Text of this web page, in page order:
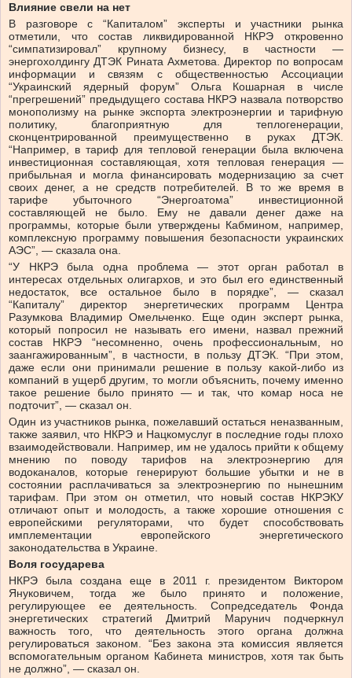
Влияние свели на нет
В разговоре с “Капиталом” эксперты и участники рынка
отметили, что состав ликвидированной НКРЭ откровенно
“симпатизировал” крупному бизнесу, в частности —
энергохолдингу ДТЭК Рината Ахметова. Директор по вопросам
информации и связям с общественностью Ассоциации
“Украинский ядерный форум” Ольга Кошарная в числе
“прегрешений” предыдущего состава НКРЭ назвала потворство
монополизму на рынке экспорта электроэнергии и тарифную
политику, благоприятную для теплогенерации,
сконцентрированной преимущественно в руках ДТЭК.
“Например, в тариф для тепловой генерации была включена
инвестиционная составляющая, хотя тепловая генерация —
прибыльная и могла финансировать модернизацию за счет
своих денег, а не средств потребителей. В то же время в
тарифе убыточного “Энергоатома” инвестиционной
составляющей не было. Ему не давали денег даже на
программы, которые были утверждены Кабмином, например,
комплексную программу повышения безопасности украинских
АЭС”, — сказала она.
“У НКРЭ была одна проблема — этот орган работал в
интересах отдельных олигархов, и это был его единственный
недостаток, все остальное было в порядке”, — сказал
“Капиталу” директор энергетических программ Центра
Разумкова Владимир Омельченко. Еще один эксперт рынка,
который попросил не называть его имени, назвал прежний
состав НКРЭ “несомненно, очень профессиональным, но
заангажированным”, в частности, в пользу ДТЭК. “При этом,
даже если они принимали решение в пользу какой‑либо из
компаний в ущерб другим, то могли объяснить, почему именно
такое решение было принято — и так, что комар носа не
подточит”, — сказал он.
Один из участников рынка, пожелавший остаться неназванным,
также заявил, что НКРЭ и Нацкомуслуг в последние годы плохо
взаимодействовали. Например, им не удалось прийти к общему
мнению по поводу тарифов на электроэнергию для
водоканалов, которые генерируют большие убытки и не в
состоянии расплачиваться за электроэнергию по нынешним
тарифам. При этом он отметил, что новый состав НКРЭКУ
отличают опыт и молодость, а также хорошие отношения с
европейскими регуляторами, что будет способствовать
имплементации европейского энергетического
законодательства в Украине.
Воля государева
НКРЭ была создана еще в 2011 г. президентом Виктором
Януковичем, тогда же было принято и положение,
регулирующее ее деятельность. Сопредседатель Фонда
энергетических стратегий Дмитрий Марунич подчеркнул
важность того, что деятельность этого органа должна
регулироваться законом. “Без закона эта комиссия является
вспомогательным органом Кабинета министров, хотя так быть
не должно”, — сказал он.